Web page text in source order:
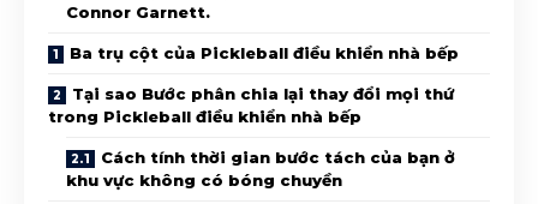
Connor Garnett.
Ba trụ cột của Pickleball điều khiển nhà bếp
Tại sao Bước phân chia lại thay đổi mọi thứ
trong Pickleball điều khiển nhà bếp
Cách tính thời gian bước tách của bạn ở
khu vực không có bóng chuyền